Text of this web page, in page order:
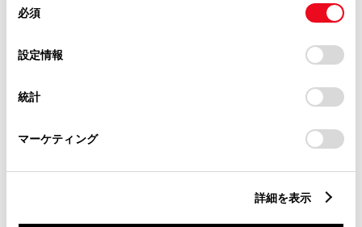
デバイスにすべてのCookie(クッキー)が保存されることに同
意したことになります。Cookie(クッキー)のオプトアウト、
設定の変更、同意を撤回したりするにあたっては、当社の
「Cookie（クッキー）情報の取り扱いについて
」をご覧くだ
必須
設定情報
統計
マーケティング
詳細を表示
マイカーSecurity、マイカーサーチ、マイカーサーチ
Plusについて、よくご質問いただく内容をまとめまし
た。